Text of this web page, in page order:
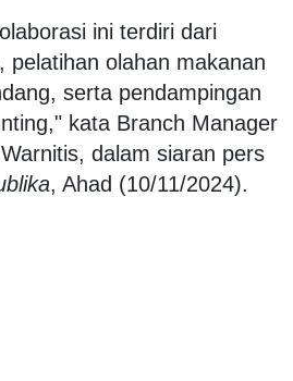
ini terdiri dari
pelatihan olahan makanan
serta pendampingan
kata Branch Manager
dalam siaran pers
, Ahad (10/11/2024).